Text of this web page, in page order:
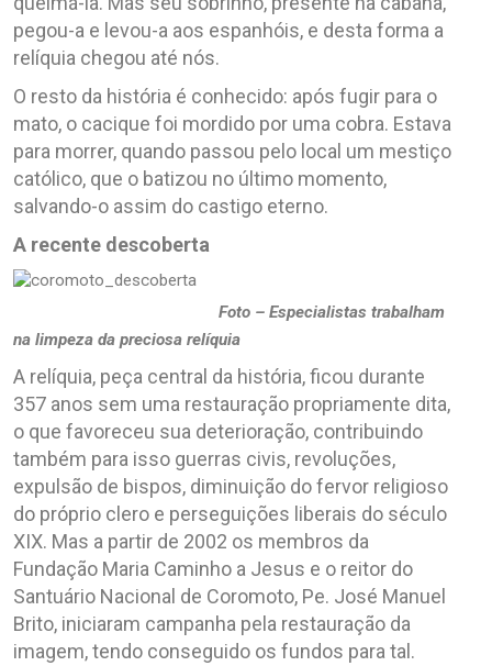
pegou-a e levou-a aos espanhóis, e desta forma a
relíquia chegou até nós.
O resto da história é conhecido: após fugir para o
mato, o cacique foi mordido por uma cobra. Estava
para morrer, quando passou pelo local um mestiço
católico, que o batizou no último momento,
salvando-o assim do castigo eterno.
A recente descoberta
Foto – Especialistas trabalham
na limpeza da preciosa relíquia
A relíquia, peça central da história, ficou durante
357 anos sem uma restauração propriamente dita,
o que favoreceu sua deterioração, contribuindo
também para isso guerras civis, revoluções,
expulsão de bispos, diminuição do fervor religioso
do próprio clero e perseguições liberais do século
XIX. Mas a partir de 2002 os membros da
Fundação Maria Caminho a Jesus e o reitor do
Santuário Nacional de Coromoto, Pe. José Manuel
Brito, iniciaram campanha pela restauração da
imagem, tendo conseguido os fundos para tal.